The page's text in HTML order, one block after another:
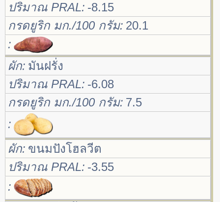
ปริมาณ PRAL -8.15
กรดยูริก มก./100 กรัม 20.1
ผัก มันฝรั่ง
ปริมาณ PRAL -6.08
กรดยูริก มก./100 กรัม 7.5
ผัก ขนมปังโฮลวีต
ปริมาณ PRAL -3.55